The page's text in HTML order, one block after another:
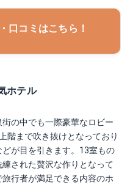
口コミはこちら！
ホテル
の中でも一際豪華なロビー
階まで吹き抜けとなっており
が目を引きます。13室もの
された贅沢な作りとなって
行者が満足できる内容のホ